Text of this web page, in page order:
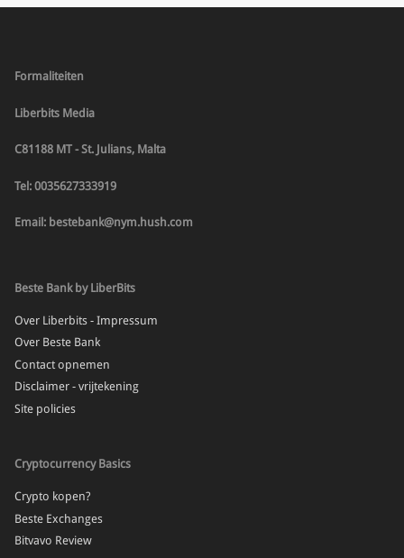
Formaliteiten
Liberbits Media
C81188 MT - St. Julians, Malta
Tel: 0035627333919
Email: bestebank@nym.hush.com
Beste Bank by LiberBits
Over Liberbits - Impressum
Over Beste Bank
Contact opnemen
Disclaimer - vrijtekening
Site policies
Cryptocurrency Basics
Crypto kopen?
Beste Exchanges
Bitvavo Review